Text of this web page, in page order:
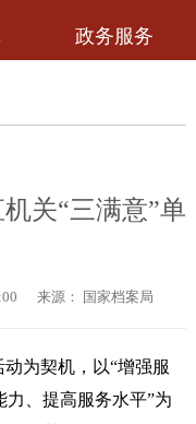
政务服务
关“三满意”单
来源： 国家档案局
为契机，以“增强服
、提高服务水平”为